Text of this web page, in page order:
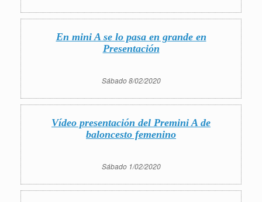
En mini A se lo pasa en grande en
Presentación
Sábado 8/02/2020
Vídeo presentación del Premini A de
baloncesto femenino
Sábado 1/02/2020